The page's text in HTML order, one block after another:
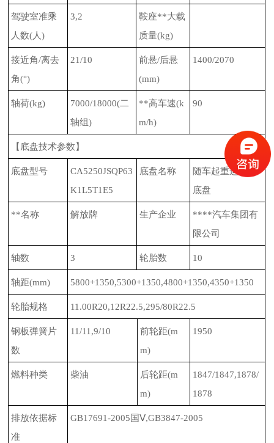
驾驶室准乘
人数(人)
3,2
鞍座**大载
质量(kg)
接近角/离去
角(°)
21/10 前悬/后悬
(mm)
1400/2070
轴荷(kg) 7000/18000(二
轴组)
**高车速(k
m/h)
90
【底盘技术参数】
底盘型号
CA5250JSQP63
K1L5T1E5
底盘名称
随车起重运输车
底盘
**名称 解放牌 生产企业
****汽车集团有
限公司
轴数 3 轮胎数 10
轴距(mm) 5800+1350,5300+1350,4800+1350,4350+1350
轮胎规格 11.00R20,12R22.5,295/80R22.5
钢板弹簧片
数
11/11,9/10 前轮距(m
m)
1950
燃料种类 柴油 后轮距(m
m)
1847/1847,1878/
1878
排放依据标
准
GB17691-2005 国Ⅴ,GB3847-2005